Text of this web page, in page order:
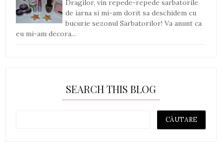
Dragilor, vin repede-repede sarbatorile
de iarna si mi-am dorit sa deschidem cu
bucurie sezonul Sarbatorilor! Va anunt ca
eu mi-am decora...
SEARCH THIS BLOG